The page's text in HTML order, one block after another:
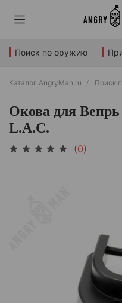
Поиск по оружию
Каталог AngryMan.ru Поиск
Окова для
L.A.C.
(0)